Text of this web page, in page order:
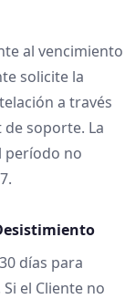
al vencimiento
solicite la
a través
soporte. La
período no
días para
el Cliente no